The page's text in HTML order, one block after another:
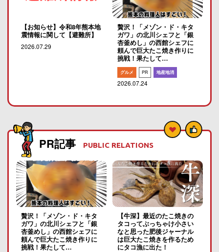
【お知らせ】令和8年熊本地
震情報に関して【避難所】
2026.07.29
贅沢！「メゾン・ド・キタ
ガワ」の北川シェフと「銀
杏釜めし」の西館シェフに
頼んで巨大たこ焼き作りに
挑戦！果たして…
グルメ PR 地産地消
2026.07.24
PR記事 PUBLIC RELATIONS
贅沢！「メゾン・ド・キタ
ガワ」の北川シェフと「銀
杏釜めし」の西館シェフに
頼んで巨大たこ焼き作りに
挑戦！果たして…
【牛深】最近のたこ焼きの
タコってぶっちゃけ小さい
なと思った肥後ジャーナル
は巨大たこ焼きを作るため
にタコ漁に出た！